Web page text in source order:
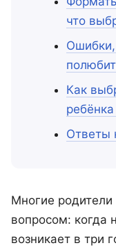
что
Как
Ответы
Многие
вопросом: когда
возникает в три